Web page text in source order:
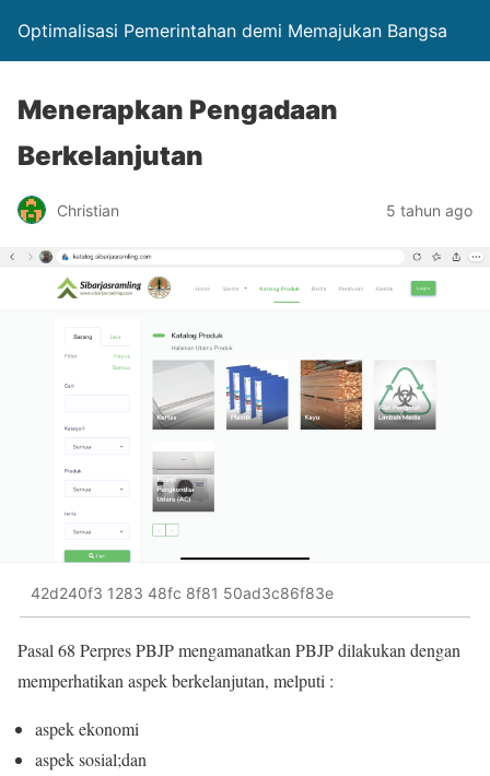
Optimalisasi Pemerintahan demi Memajukan Bangsa
Menerapkan Pengadaan
Berkelanjutan
Christian 5 tahun ago
42d240f3 1283 48fc 8f81 50ad3c86f83e
Pasal 68 Perpres PBJP mengamanatkan PBJP dilakukan dengan
memperhatikan aspek berkelanjutan, melputi :
aspek ekonomi
aspek sosial;dan